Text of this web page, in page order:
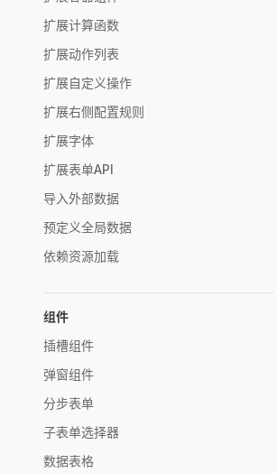
扩展计算函数
扩展动作列表
扩展自定义操作
扩展右侧配置规则
扩展字体
扩展表单API
导入外部数据
预定义全局数据
依赖资源加载
组件
插槽组件
弹窗组件
分步表单
子表单选择器
数据表格